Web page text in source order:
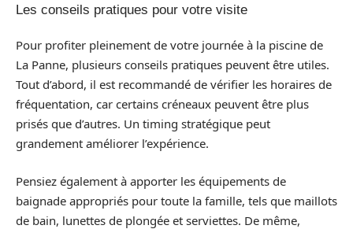
Les conseils pratiques pour votre visite
Pour profiter pleinement de votre journée à la piscine de
La Panne, plusieurs conseils pratiques peuvent être utiles.
Tout d’abord, il est recommandé de vérifier les horaires de
fréquentation, car certains créneaux peuvent être plus
prisés que d’autres. Un timing stratégique peut
grandement améliorer l’expérience.
Pensiez également à apporter les équipements de
baignade appropriés pour toute la famille, tels que maillots
de bain, lunettes de plongée et serviettes. De même,